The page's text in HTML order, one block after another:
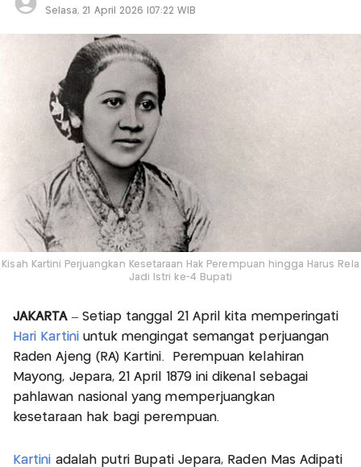
Selasa, 21 April 2026 |07:22 WIB
Kisah Kartini Perjuangkan Kesetaraan Hak Perempuan hingga Harus Rela
Jadi Istri ke-4 Bupati
JAKARTA– Setiap tanggal 21 April kita memperingati
Hari Kartiniuntuk mengingat semangat perjuangan
Raden Ajeng (RA) Kartini. Perempuan kelahiran
Mayong, Jepara, 21 April 1879 ini dikenal sebagai
pahlawan nasional yang memperjuangkan
kesetaraan hak bagi perempuan.
Kartini adalah putri Bupati Jepara, Raden Mas Adipati